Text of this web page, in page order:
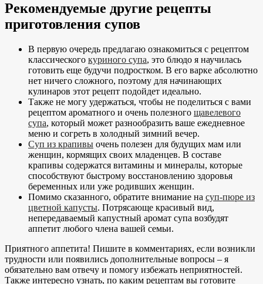
Рекомендуемые другие рецепты
приготовления супов
В первую очередь предлагаю ознакомиться с рецептом
классического куриного супа, это блюдо я научилась
готовить еще будучи подростком. В его варке абсолютно
нет ничего сложного, поэтому для начинающих
кулинаров этот рецепт подойдет идеально.
Также не могу удержаться, чтобы не поделиться с вами
рецептом ароматного и очень полезного щавелевого
супа, который может разнообразить ваше ежедневное
меню и согреть в холодный зимний вечер.
Суп из крапивы очень полезен для будущих мам или
женщин, кормящих своих младенцев. В составе
крапивы содержатся витамины и минералы, которые
способствуют быстрому восстановлению здоровья
беременных или уже родивших женщин.
Помимо сказанного, обратите внимание на суп-пюре из
цветной капусты. Потрясающе красивый вид,
непередаваемый капустный аромат супа возбудят
аппетит любого члена вашей семьи.
Приятного аппетита! Пишите в комментариях, если возникли
трудности или появились дополнительные вопросы – я
обязательно вам отвечу и помогу избежать неприятностей.
Также интересно узнать, по каким рецептам вы готовите